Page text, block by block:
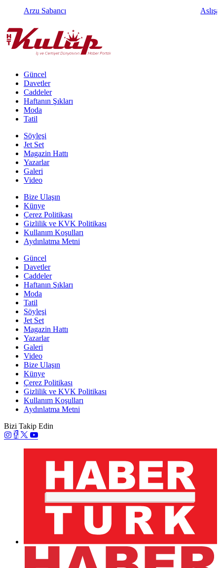
Arzu Sabancı
Güncel
Davetler
Caddeler
Haftanın Şıkları
Moda
Tatil
Söyleşi
Jet Set
Magazin Hattı
Yazarlar
Galeri
Video
Bize Ulaşın
Künye
Çerez Politikası
Gizlilik ve KVK Politikası
Kullanım Koşulları
Aydınlatma Metni
Güncel
Davetler
Caddeler
Haftanın Şıkları
Moda
Tatil
Söyleşi
Jet Set
Magazin Hattı
Yazarlar
Galeri
Video
Bize Ulaşın
Künye
Çerez Politikası
Gizlilik ve KVK Politikası
Kullanım Koşulları
Aydınlatma Metni
Bizi Takip Edin